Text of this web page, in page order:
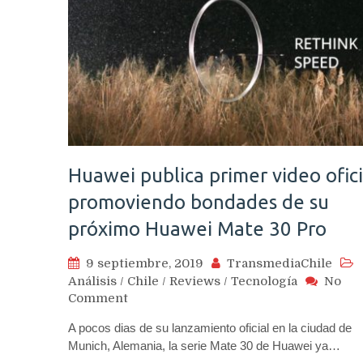
Huawei publica primer video
promoviendo bondades de su
próximo Huawei Mate 30 Pro
9 septiembre, 2019
TransmediaChile
Análisis / Chile / Reviews / Tecnología
No
Commenton
publica
primer
A pocos dias de su lanzamiento oficial en la ciudad de
Munich, Alemania, la serie Mate 30 de Huawei ya…